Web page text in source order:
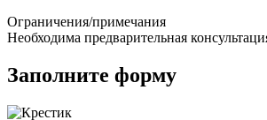
Ограничения/примечания
Необходима предварительная
Заполните форму